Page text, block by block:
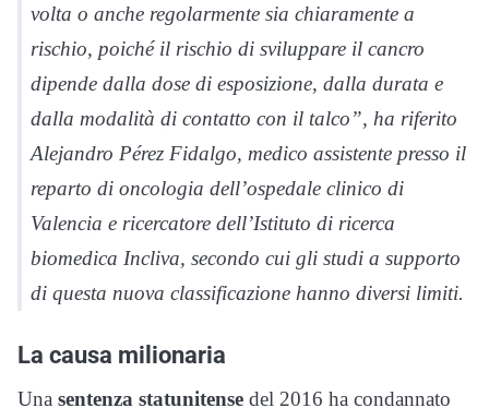
volta o anche regolarmente sia chiaramente a
rischio, poiché il rischio di sviluppare il cancro
dipende dalla dose di esposizione, dalla durata e
dalla modalità di contatto con il talco”, ha riferito
Alejandro Pérez Fidalgo, medico assistente presso il
reparto di oncologia dell’ospedale clinico di
Valencia e ricercatore dell’Istituto di ricerca
biomedica Incliva, secondo cui gli studi a supporto
di questa nuova classificazione hanno diversi limiti.
La causa milionaria
Una sentenza statunitense del 2016 ha condannato